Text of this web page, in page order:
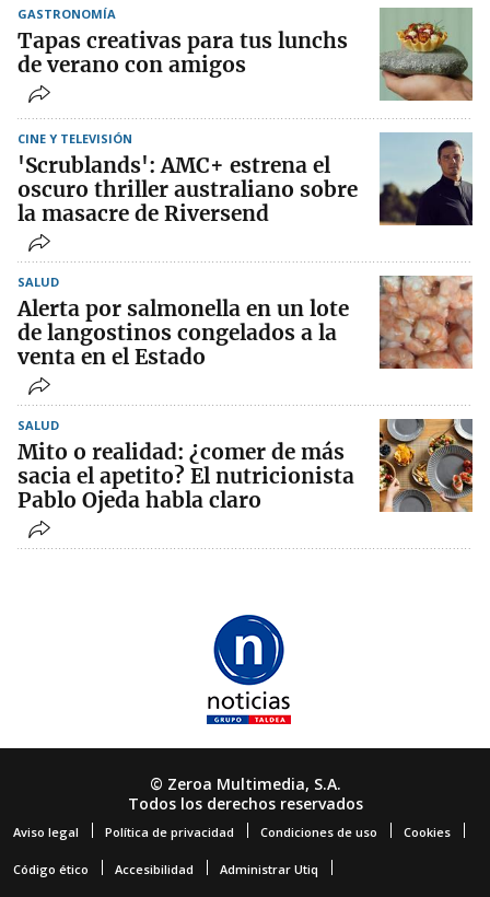
GASTRONOMÍA
Tapas creativas para tus lunchs
de verano con amigos
CINE Y TELEVISIÓN
'Scrublands': AMC+ estrena el
oscuro thriller australiano sobre
la masacre de Riversend
SALUD
Alerta por salmonella en un lote
de langostinos congelados a la
venta en el Estado
SALUD
Mito o realidad: ¿comer de más
sacia el apetito? El nutricionista
Pablo Ojeda habla claro
© Zeroa Multimedia, S.A.
Todos los derechos reservados
Aviso legal Política de privacidad Condiciones de uso Cookies
Código ético Accesibilidad Administrar Utiq